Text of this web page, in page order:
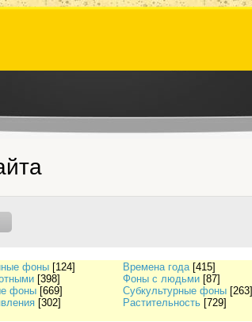
фоны [124] Времена года [415]
[398] Фоны с людьми [87]
фоны [669] Субкультурные фоны [263]
[302] Растительность [729]